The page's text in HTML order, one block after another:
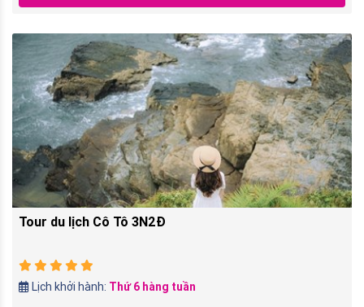
Tour du lịch Cô Tô 3N2Đ
Lịch khởi hành: Thứ 6 hàng tuần